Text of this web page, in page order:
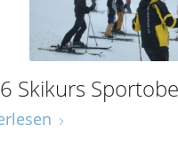
Skikurs